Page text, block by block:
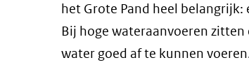
het Grote Pand heel
Bij hoge wateraanvoeren
water goed af te kunnen